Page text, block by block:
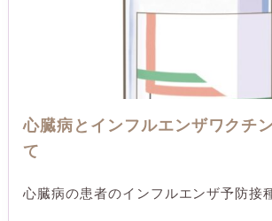
心臓病とインフルエンザワクチ
て
心臓病の患者のインフルエンザ予防接